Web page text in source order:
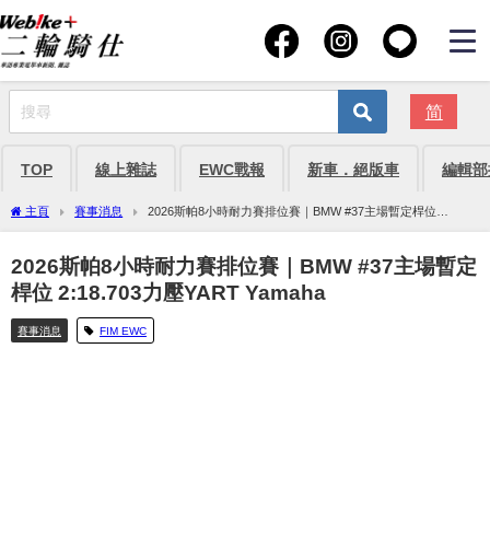
简
TOP 線上雜誌 EWC戰報 新車．絕版車 編輯
主頁 賽事消息
2026斯帕8小時耐力賽排位賽｜BMW #37主場暫定桿位
2:18.703力壓YART Yamaha
2026斯帕8小時耐力賽排位賽｜BMW #37主場暫定
桿位 2:18.703力壓YART Yamaha
賽事消息 FIM EWC